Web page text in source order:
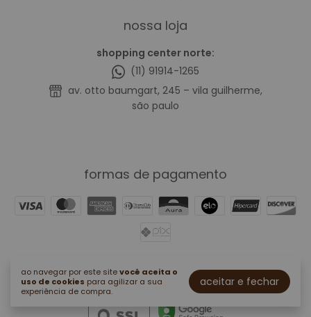
ao navegar por este sitevocê aceita o
uso de cookies para agilizar a sua
experiência de compra.
aceitar e fechar
nossa loja
shopping center norte:
(11) 91914-1265
av. otto baumgart, 245 – vila guilherme,
são paulo
formas de pagamento
segurança